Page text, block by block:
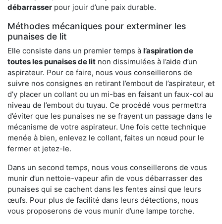
débarrasser pour jouir d’une paix durable.
Méthodes mécaniques pour exterminer les
punaises de lit
Elle consiste dans un premier temps à l’aspiration de
toutes les punaises de lit non dissimulées à l’aide d’un
aspirateur. Pour ce faire, nous vous conseillerons de
suivre nos consignes en retirant l’embout de l’aspirateur, et
d’y placer un collant ou un mi-bas en faisant un faux-col au
niveau de l’embout du tuyau. Ce procédé vous permettra
d’éviter que les punaises ne se frayent un passage dans le
mécanisme de votre aspirateur. Une fois cette technique
menée à bien, enlevez le collant, faites un nœud pour le
fermer et jetez-le.
Dans un second temps, nous vous conseillerons de vous
munir d’un nettoie-vapeur afin de vous débarrasser des
punaises qui se cachent dans les fentes ainsi que leurs
œufs. Pour plus de facilité dans leurs détections, nous
vous proposerons de vous munir d’une lampe torche.